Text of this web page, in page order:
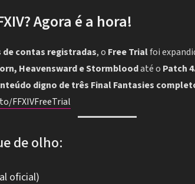
Agora é a hora!
de contas registradas, o Free Trialfoi
Heavensward e Stormbloodaté o Patch
digno de três Final Fantasies
FFXIVFreeTrial
de olho:
oficial)